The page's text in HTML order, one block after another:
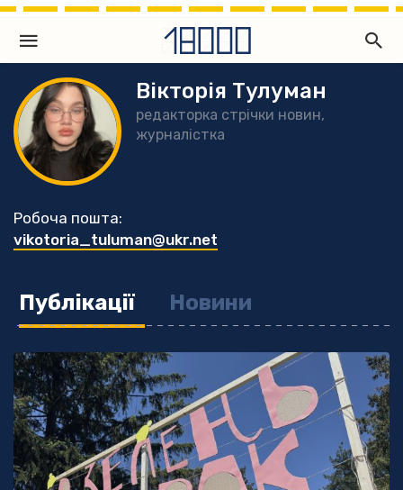
Вікторія Тулуман
редакторка стрічки новин,
журналістка
Робоча пошта:
vikotoria_tuluman@ukr.net
Публікації Новини